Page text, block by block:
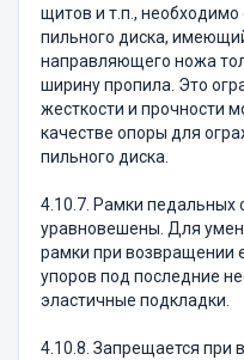
щитов и т.п.,
пильного диска,
направляющего ножа
ширину пропила. Это
жесткости и прочности
качестве опоры для
пильного диска.
4.10.7. Рамки педальных
уравновешены. Для
рамки при возвращении
упоров под последние
эластичные подкладки.
4.10.8. Запрещается при